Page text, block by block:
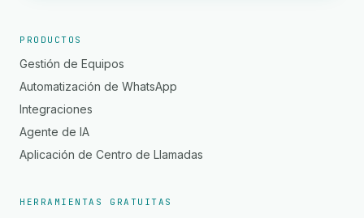
PRODUCTOS
Gestión de Equipos
Automatización de WhatsApp
Integraciones
Agente de IA
Aplicación de Centro de Llamadas
HERRAMIENTAS GRATUITAS